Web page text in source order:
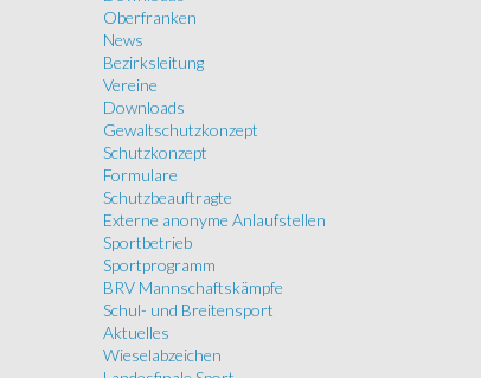
Oberfranken
News
Bezirksleitung
Vereine
Downloads
Gewaltschutzkonzept
Schutzkonzept
Formulare
Schutzbeauftragte
Externe anonyme Anlaufstellen
Sportbetrieb
Sportprogramm
BRV Mannschaftskämpfe
Schul- und Breitensport
Aktuelles
Wieselabzeichen